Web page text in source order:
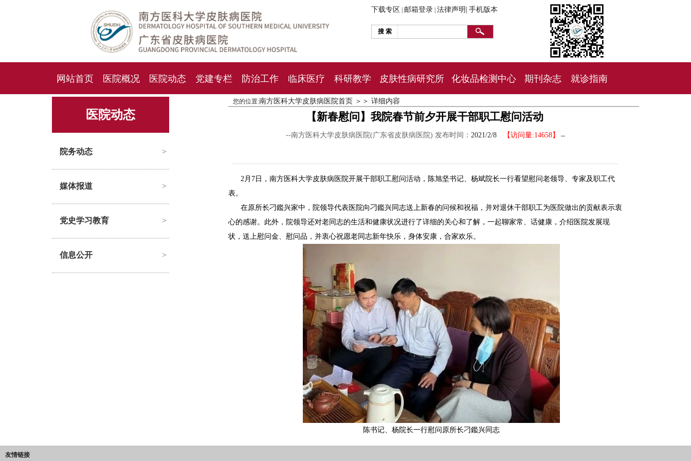
下载专区 邮箱登录 法律声明| 手机版本
搜 索
网站首页 医院概况 医院动态 党建专栏 防治工作 临床医疗 科研教学 皮肤性病研究所 化妆品检测中心 期刊杂志 就诊指南
人才招聘 招标采购
医院动态
院务动态 >
媒体报道 >
党史学习教育 >
信息公开 >
您的位置:南方医科大学皮肤病医院首页 ＞＞ 详细内容
【新春慰问】我院春节前夕开展干部职工慰问活动
--南方医科大学皮肤病医院(广东省皮肤病医院) 发布时间： 2021/2/8 【访问量:14658】 --
2月7日，南方医科大学皮肤病医院开展干部职工慰问活动，陈旭坚书记、杨斌院长一行看望慰问老领导、专家及职工代
表。
在原所长刁鑑兴家中，院领导代表医院向刁鑑兴同志送上新春的问候和祝福，并对退休干部职工为医院做出的贡献表示衷
心的感谢。此外，院领导还对老同志的生活和健康状况进行了详细的关心和了解，一起聊家常、话健康，介绍医院发展现
状，送上慰问金、慰问品，并衷心祝愿老同志新年快乐，身体安康，合家欢乐。
陈书记、杨院长一行慰问原所长刁鑑兴同志
友情链接